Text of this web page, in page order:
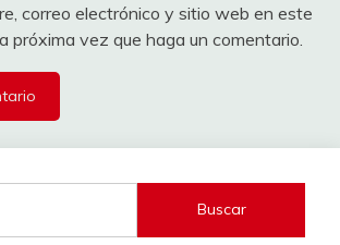
correo electrónico y sitio web en este
próxima vez que haga un comentario.
Buscar